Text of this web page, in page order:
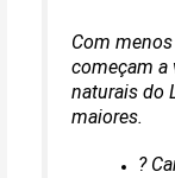
Com
começam a
naturais do
maiores.
?